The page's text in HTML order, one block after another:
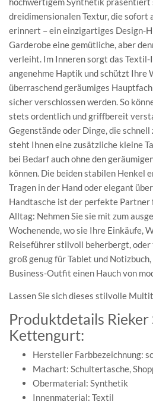
dreidimensionalen Textur, die sofort
erinnert – ein einzigartiges Design-
Garderobe eine gemütliche, aber
verleiht. Im Inneren sorgt das
angenehme Haptik und schützt Ihre
überraschend geräumiges
sicher verschlossen werden. So
stets ordentlich und griffbereit
Gegenstände oder Dinge, die schnell
steht Ihnen eine zusätzliche kleine
bei Bedarf auch ohne den
können. Die beiden stabilen Henkel
Tragen in der Hand oder elegant
Handtasche ist der perfekte
Alltag: Nehmen Sie sie mit zum
Wochenende, wo sie Ihre Einkäufe,
Reiseführer stilvoll beherbergt, oder
groß genug für Tablet und
Business-Outfit einen Hauch von
Lassen Sie sich dieses stilvolle
Produktdetails
Kettengurt:
Hersteller Farbbezeichnung:
Machart: Schultertasche,
Obermaterial: Synthetik
Innenmaterial: Textil